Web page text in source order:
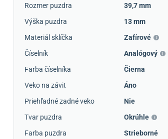
Rozmer puzdra
39,7 mm
Výška puzdra
13 mm
Materiál sklíčka
Zafírové
Číselník
Analógový
Farba číselníka
Čierna
Veko na závit
Áno
Priehľadné zadné veko
Nie
Tvar puzdra
Okrúhle
Farba puzdra
Strieborné